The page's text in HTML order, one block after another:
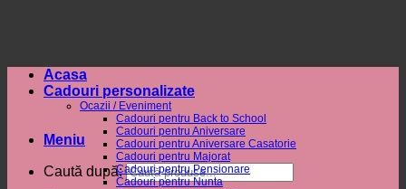
Meniu
Caută după:
Acasa
Cadouri personalizate
Ocazii / Eveniment
Cadouri pentru Back to School
Cadouri pentru Aniversare
Cadouri pentru Aniversare Casatorie
Cadouri pentru Majorat
Cadouri pentru Pensionare
Cadouri pentru Nunta